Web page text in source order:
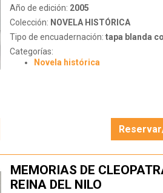
Año de edición: 2005
Colección: NOVELA HISTÓRICA
Tipo de encuadernación: tapa blanda
Categorías:
Novela histórica
MEMORIAS DE
REINA DEL NILO